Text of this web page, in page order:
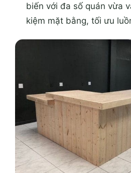
biến với đa số quán vừa
kiệm mặt bằng, tối ưu